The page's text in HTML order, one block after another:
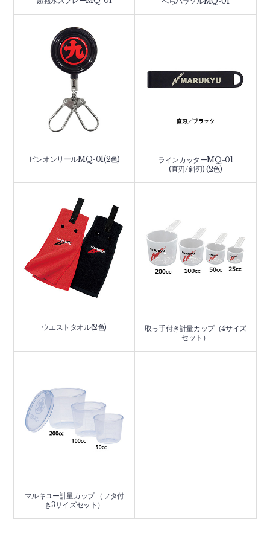
ピンオンリールMQ-01(2色)
ラインカッターMQ-01
(直刃/斜刃) (2色)
ウエストタオル(2色)
取っ手付き計量カップ（4サイズ
セット）
マルキユー計量カップ （フタ付
き3サイズセット）